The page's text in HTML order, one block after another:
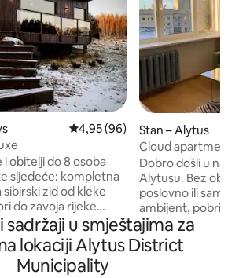
Prosječna ocjena: 4,95/5,
4,95 (96)
obitelji do 8 osoba
sljedeće: kompletna
zid od kleke
do zavoja rijeke
sobe. Glavni krevet i
dodatna 2 kreveta.
broji od 5
se zasebno
Stan – Alytus
Cloud apartments
Dobro došli u naš
Alytusu. Bez
poslovno ili samo
ambijent,
kao kod kuće.
opremljen svime
zatrebati: TV-om,
sadržaji u smještajima za
lokaciji Alytus District
Municipality